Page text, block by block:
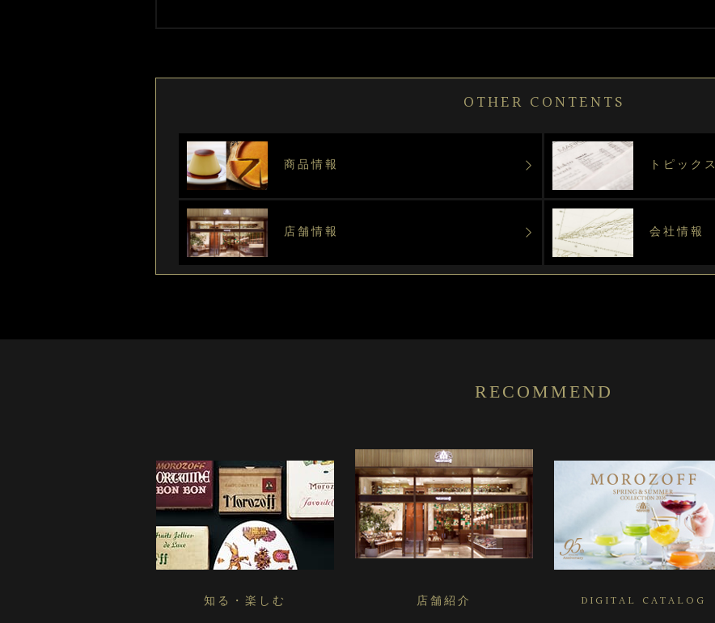
OTHER CONTENTS
商品情報 トピックス
店舗情報 会社情報
RECOMMEND
知る・楽しむ 店舗紹介 DIGITAL CATALOG